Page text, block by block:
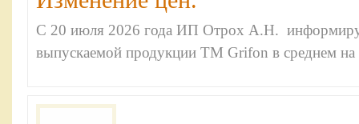
С 20 июля 2026 года ИП Отрох А.Н.
выпускаемой продукции ТМ Grifon в среднем на